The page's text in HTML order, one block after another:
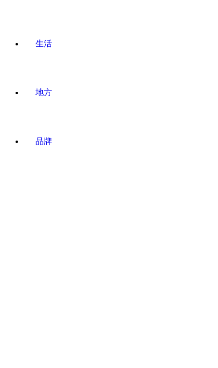
生活
地方
品牌